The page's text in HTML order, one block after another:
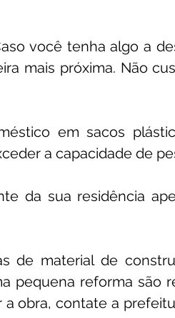
você tenha algo a
mais próxima. Não
em sacos
a capacidade de
da sua residência
de material de
pequena reforma são
obra, contate a